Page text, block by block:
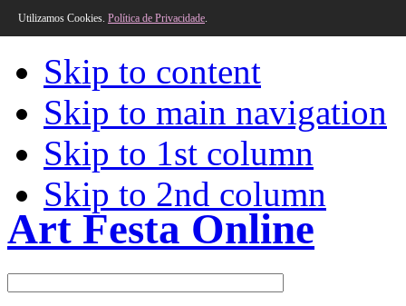
Skip to content
Skip to main navigation
Skip to 1st column
Skip to 2nd column
Art Festa Online
Utilizamos Cookies. Política de Privacidade.